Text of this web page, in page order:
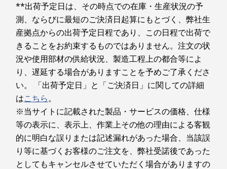
Copilot + INTELLIGENCE
オンデバイスAIによる
スマートなワークフロー
Copilot+ PCの体験により、より少ない労力でよ
り多くの成果を上げることができます。デバイス
上で動作するAIが、情報検索を高速化し、
Windows Studio Effectsやライブキャプションで
その他のセキュリティ機能
パワーオン パスワード、スーパーバイザー パスワード、
システム マネジメント パスワード、ハードディスク パス
ワード(NVMe パスワード)、ケーブルロックスロット
（2.5x6mm）
メモリー*
スロット: 16GB/32G 最大32GB
メモリースロット数
ストレージ*
-ケーブルロックスロット
-HDMI
-Thunderbolt 4 (USB4/USB PD/DP Alt Mode) x 2
-USB 10Gbps (Type-A/USB 3.2 Gen 2/Always On)
-マイクロホン/ヘッドホン・コンボ・ジャック
**出荷予定日は、その時点での在庫・生産状況の予
測、ならびに最短のご決済日起算にもとづく、弊社生
産拠点からの出荷予定日程であり、この日程で出荷で
きることをお約束するものではありません。注文の状
況や使用部材の供給状況、製造工程上の都合等によ
り、遅延する場合がありますことを予めご了承くださ
い。 「出荷予定日」と「ご決済日」に関しての詳細
はこちら。
※当サイトに記載された製品・サービスの価格、仕様
等の表示に、表示上、作業上その他の理由による客観
的に明白な誤りまたは記述漏れがあった場合、当該誤
り等に基づくお客様のご注文を、弊社受諾後であった
としてもキャンセルさせていただく場合がありますの